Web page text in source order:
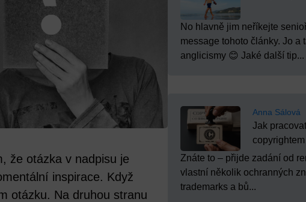
že otázka v nadpisu je
inspirace. Když
otázku. Na druhou stranu
No hlavně jim neříkejte
message tohoto články. Jo a
anglicismy 😊 Jaké další tip...
Anna Sálová
Jak
Znáte to – přijde zadání od
vlastní několik ochranných
trademarks a bů...